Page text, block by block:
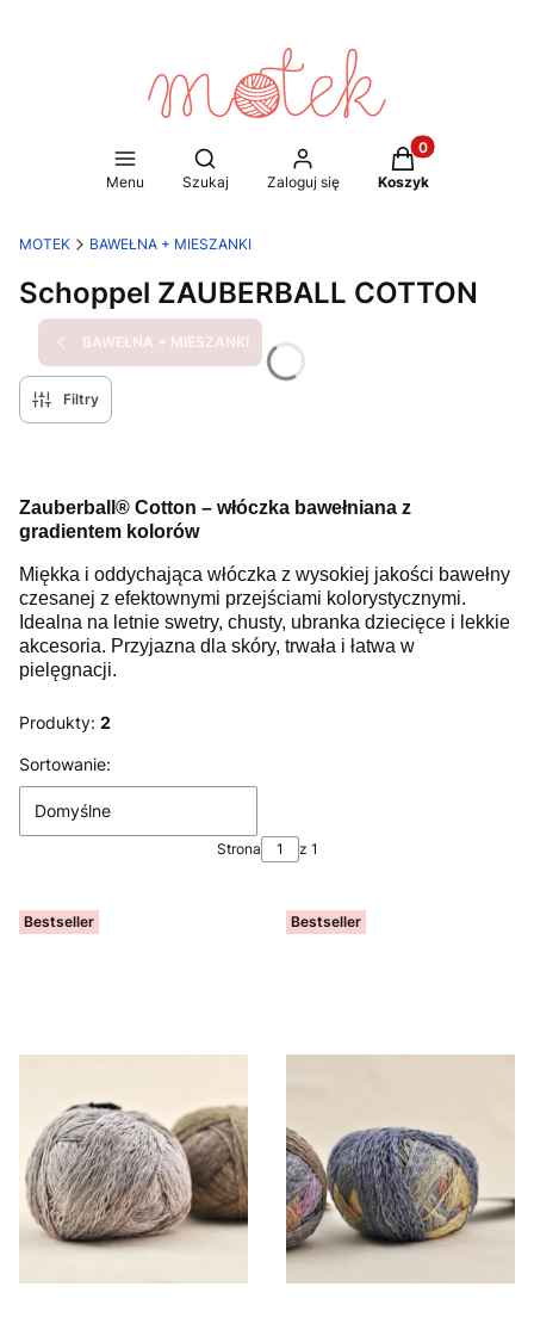
Menu
Otwórz wyszukiwarkę
Szukaj Zaloguj się
Produkty w
Koszyk
MOTEK BAWEŁNA + MIESZANKI
Schoppel ZAUBERBALL COTTON
BAWEŁNA + MIESZANKI
Filtry
Zauberball® Cotton – włóczka bawełniana z
gradientem kolorów
Miękka i oddychająca włóczka z wysokiej jakości bawełny
czesanej z efektownymi przejściami kolorystycznymi.
Idealna na letnie swetry, chusty, ubranka dziecięce i lekkie
akcesoria. Przyjazna dla skóry, trwała i łatwa w
pielęgnacji.
Produkty: 2
Lista produktów
Sortowanie:
Domyślne
Strona z 1
Bestseller Bestseller